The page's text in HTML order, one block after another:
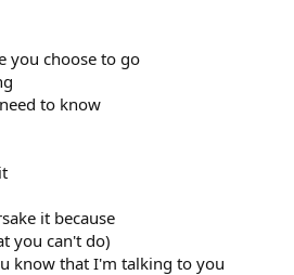
you choose to go
to know
it because
you can't do)
know that I'm talking to you